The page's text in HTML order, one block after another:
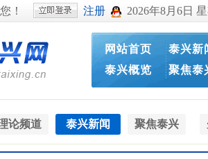
！ 注册 2026年8月6日
网站首页
泰兴概览
泰兴新
聚焦泰
论频道 泰兴新闻 聚焦泰兴